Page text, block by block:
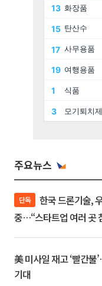
주요뉴스
단독
중…“스타트업 여러 곳
美 미사일 재고 ‘빨간
기대